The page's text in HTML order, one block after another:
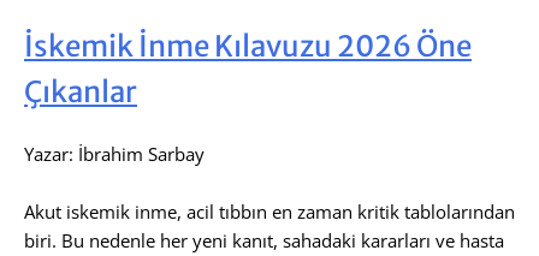
İskemik İnme Kılavuzu 2026 Öne
Çıkanlar
Yazar: İbrahim Sarbay
Akut iskemik inme, acil tıbbın en zaman kritik tablolarından
biri. Bu nedenle her yeni kanıt, sahadaki kararları ve hasta